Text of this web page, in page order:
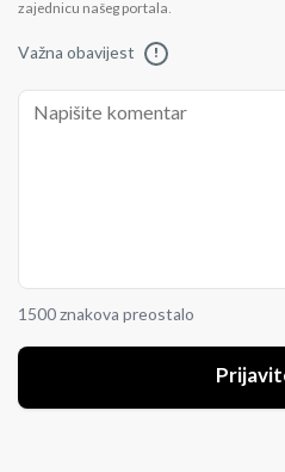
zajednicu našeg portala.
Važna obavijest !
1500 znakova preostalo